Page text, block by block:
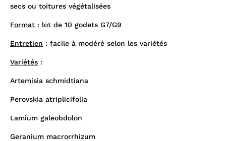
secs ou toitures végétalisées
Format : lot de 10 godets G7/G9
Entretien : facile à modéré selon les variétés
Variétés :
Artemisia schmidtiana
Perovskia atriplicifolia
Lamium galeobdolon
Geranium macrorrhizum